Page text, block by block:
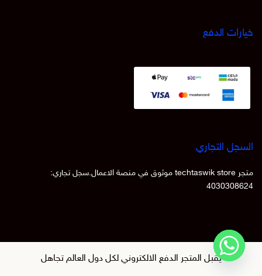
يقبل المتجر الدفع الالكتروني لكل دول العالمتجاهل
خيارات الدفع
السجل التجاري
متجر techtaswik store موثوق في منصة الاعمال.سجل تجاري:
4030308624
روابط سريعة